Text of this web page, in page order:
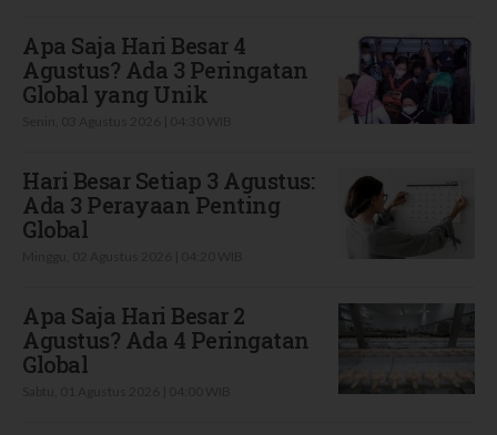
Apa Saja Hari Besar 4
Agustus? Ada 3 Peringatan
Global yang Unik
Hari Besar Setiap 3 Agustus:
Ada 3 Perayaan Penting
Global
Apa Saja Hari Besar 2
Agustus? Ada 4 Peringatan
Global